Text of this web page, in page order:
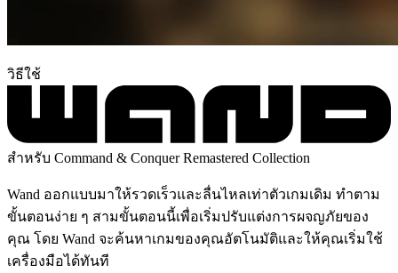
วิธีใช้
สำหรับ Command & Conquer Remastered Collection
Wand ออกแบบมาให้รวดเร็วและลื่นไหลเท่าตัวเกมเดิม ทำตาม
ขั้นตอนง่าย ๆ สามขั้นตอนนี้เพื่อเริ่มปรับแต่งการผจญภัยของ
คุณ โดย Wand จะค้นหาเกมของคุณอัตโนมัติและให้คุณเริ่มใช้
เครื่องมือได้ทันที